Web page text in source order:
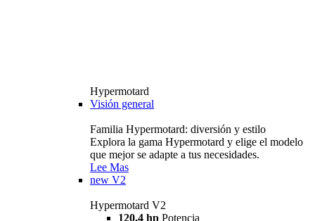
Hypermotard
Visión general
Familia Hypermotard: diversión y estilo
Explora la gama Hypermotard y elige el modelo
que mejor se adapte a tus necesidades.
Lee Mas
new V2
Hypermotard V2
120,4 hp Potencia